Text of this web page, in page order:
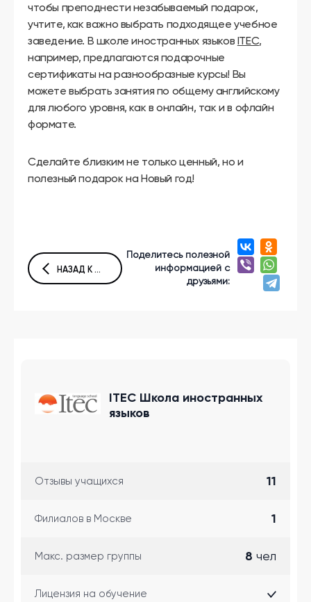
чтобы преподнести незабываемый подарок,
учтите, как важно выбрать подходящее учебное
заведение. В школе иностранных языков ITEC,
например, предлагаются подарочные
сертификаты на разнообразные курсы! Вы
можете выбрать занятия по общему английскому
для любого уровня, как в онлайн, так и в офлайн
формате.
Сделайте близким не только ценный, но и
полезный подарок на Новый год!
НАЗАД К СПИСКУ СТАТЕЙ
Поделитесь полезной
информацией с
друзьями:
ITEC Школа иностранных
языков
Отзывы учащихся 11
Филиалов в Москве 1
Макс. размер группы 8 чел
Лицензия на обучение